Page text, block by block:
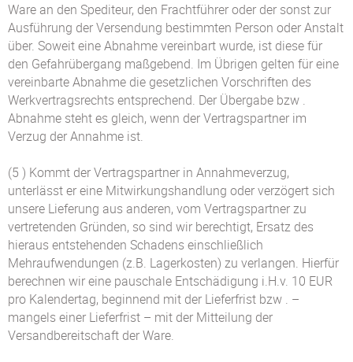
Ware an den Spediteur, den Frachtführer oder der sonst zur
Ausführung der Versendung bestimmten Person oder Anstalt
über. Soweit eine Abnahme vereinbart wurde, ist diese für
den Gefahrübergang maßgebend. Im Übrigen gelten für eine
vereinbarte Abnahme die gesetzlichen Vorschriften des
Werkvertragsrechts entsprechend. Der Übergabe bzw .
Abnahme steht es gleich, wenn der Vertragspartner im
Verzug der Annahme ist.
(5 ) Kommt der Vertragspartner in Annahmeverzug,
unterlässt er eine Mitwirkungshandlung oder verzögert sich
unsere Lieferung aus anderen, vom Vertragspartner zu
vertretenden Gründen, so sind wir berechtigt, Ersatz des
hieraus entstehenden Schadens einschließlich
Mehraufwendungen (z.B. Lagerkosten) zu verlangen. Hierfür
berechnen wir eine pauschale Entschädigung i.H.v. 10 EUR
pro Kalendertag, beginnend mit der Lieferfrist bzw . –
mangels einer Lieferfrist – mit der Mitteilung der
Versandbereitschaft der Ware.